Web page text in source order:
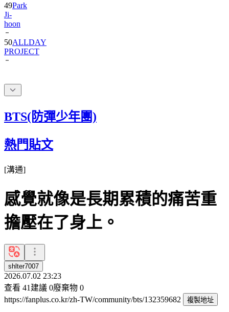
hoon
50ALLDAY
PROJECT
BTS(防彈少年團)
熱門貼文
[溝通]
感覺就像是長期累積的痛苦重
擔壓在了身上。
shlter7007
2026.07.02 23:23
查看 41 建議 0廢棄物 0
https://fanplus.co.kr/zh-TW/community/bts/132359682
複製地址